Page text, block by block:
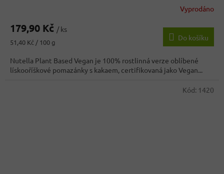
Vyprodáno
179,90 Kč / ks
Měrná
51,40 Kč / 100 g
Do košíku
Nutella Plant Based Vegan je 100% rostlinná verze oblíbené
lískooříškové pomazánky s kakaem, certifikovaná jako Vegan...
Kód: 1420